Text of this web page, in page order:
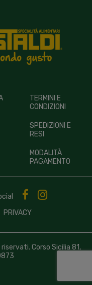
TERMINI E
CONDIZIONI
SPEDIZIONI E
RESI
MODALITÀ
PAGAMENTO
PRIVACY
Corso Sicilia 81,